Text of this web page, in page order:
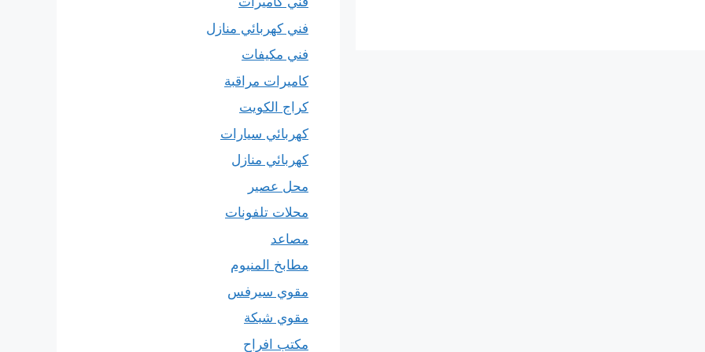
فني كهربائي منازل
فني مكيفات
كاميرات مراقبة
كراج الكويت
كهربائي سيارات
كهربائي منازل
محل عصير
محلات تلفونات
مصاعد
مطابخ المنيوم
مقوي سيرفس
مقوي شبكة
مكتب افراح